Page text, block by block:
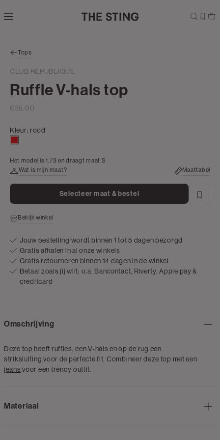
direct naar
zoekbalk
naar de
footer
Tops
CLUB RÉPUBLIQUE
Ruffle V-hals top
€35.00
Kleur: rood
Het model is 1.73 en draagt maat S
Wat is mijn maat?
Maattabel
Selecteer maat & bestel
Bekijk winkel
Jouw bestelling wordt binnen 1 tot 5 dagen bezorgd
Gratis afhalen in al onze winkels
Gratis retourneren binnen 14 dagen in de winkel
Betaal zoals jij wilt: o.a. Bancontact, Riverty, Apple pay &
creditcard
Omschrijving
Deze top heeft ruffles, een V-hals en op de rug een
striksluiting voor de perfecte fit. Combineer deze top met een
jeansvoor een trendy outfit.
Materiaal